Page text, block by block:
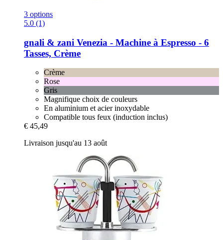
3 options
5.0 (1)
gnali & zani Venezia -​ Machine à Espresso -​ 6
Tasses, Crème
Crème
Rose
Gris
Magnifique choix de couleurs
En aluminium et acier inoxydable
Compatible tous feux (induction inclus)
€ 45,49
Livraison jusqu'au 13 août